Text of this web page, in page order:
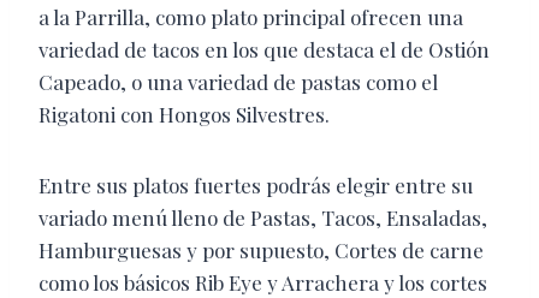
a la Parrilla, como plato principal ofrecen una
variedad de tacos en los que destaca el de Ostión
Capeado, o una variedad de pastas como el
Rigatoni con Hongos Silvestres.
Entre sus platos fuertes podrás elegir entre su
variado menú lleno de Pastas, Tacos, Ensaladas,
Hamburguesas y por supuesto, Cortes de carne
como los básicos Rib Eye y Arrachera y los cortes